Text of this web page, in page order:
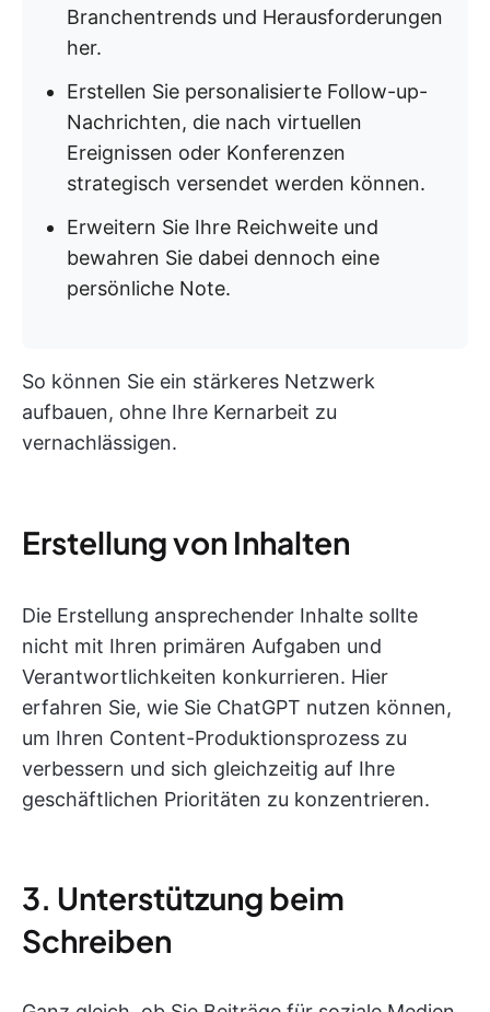
Branchentrends und Herausforderungen
her.
Erstellen Sie personalisierte Follow-up-
Nachrichten, die nach virtuellen
Ereignissen oder Konferenzen
strategisch versendet werden können.
Erweitern Sie Ihre Reichweite und
bewahren Sie dabei dennoch eine
persönliche Note.
So können Sie ein stärkeres Netzwerk
aufbauen, ohne Ihre Kernarbeit zu
vernachlässigen.
Erstellung von Inhalten
Die Erstellung ansprechender Inhalte sollte
nicht mit Ihren primären Aufgaben und
Verantwortlichkeiten konkurrieren. Hier
erfahren Sie, wie Sie ChatGPT nutzen können,
um Ihren Content-Produktionsprozess zu
verbessern und sich gleichzeitig auf Ihre
geschäftlichen Prioritäten zu konzentrieren.
3. Unterstützung beim
Schreiben